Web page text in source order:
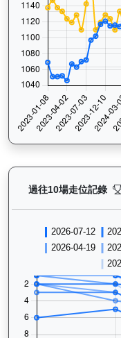
過往10場走位記錄